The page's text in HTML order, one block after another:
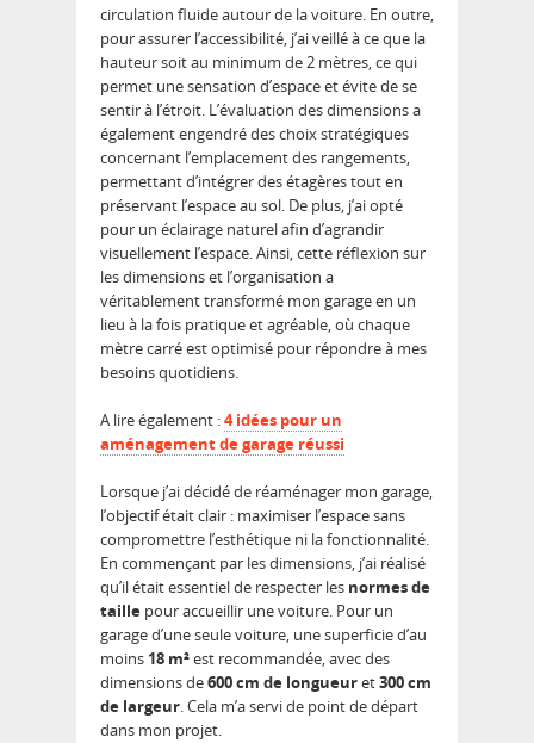
circulation fluide autour de la voiture. En outre,
pour assurer l’accessibilité, j’ai veillé à ce que la
hauteur soit au minimum de 2 mètres, ce qui
permet une sensation d’espace et évite de se
sentir à l’étroit. L’évaluation des dimensions a
également engendré des choix stratégiques
concernant l’emplacement des rangements,
permettant d’intégrer des étagères tout en
préservant l’espace au sol. De plus, j’ai opté
pour un éclairage naturel afin d’agrandir
visuellement l’espace. Ainsi, cette réflexion sur
les dimensions et l’organisation a
véritablement transformé mon garage en un
lieu à la fois pratique et agréable, où chaque
mètre carré est optimisé pour répondre à mes
besoins quotidiens.
A lire également :4 idées pour un
aménagement de garage réussi
Lorsque j’ai décidé de réaménager mon garage,
l’objectif était clair : maximiser l’espace sans
compromettre l’esthétique ni la fonctionnalité.
En commençant par les dimensions, j’ai réalisé
qu’il était essentiel de respecter les normes de
taille pour accueillir une voiture. Pour un
garage d’une seule voiture, une superficie d’au
moins 18 m²est recommandée, avec des
dimensions de600 cm de longueuret300 cm
de largeur. Cela m’a servi de point de départ
dans mon projet.